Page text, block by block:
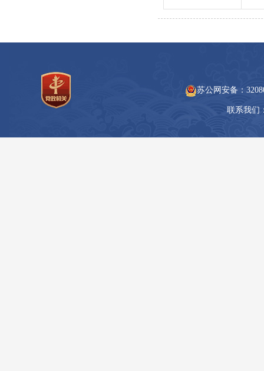
苏公网安备：
联系我们